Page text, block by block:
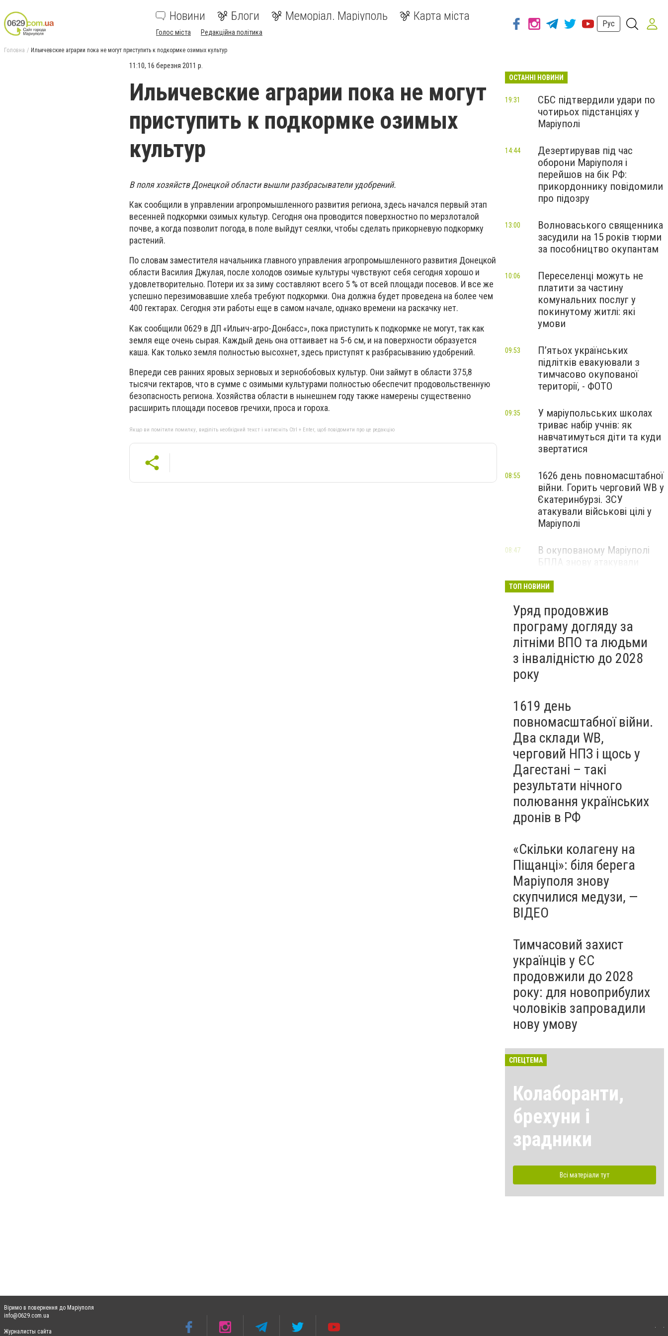
Новини Блоги Меморіал. Маріуполь Карта міста
Голос міста Редакційна політика
Рус
Головна Ильичевские аграрии пока не могут приступить к подкормке озимых культур
11:10, 16 березня 2011 р.
Ильичевские аграрии пока не могут
приступить к подкормке озимых
культур
В поля хозяйств Донецкой области вышли разбрасыватели удобрений.
Как сообщили в управлении агропромышленного развития региона, здесь начался первый этап
весенней подкормки озимых культур. Сегодня она проводится поверхностно по мерзлоталой
почве, а когда позволит погода, в поле выйдут сеялки, чтобы сделать прикорневую подкормку
растений.
По словам заместителя начальника главного управления агропромышленного развития Донецкой
области Василия Джулая, после холодов озимые культуры чувствуют себя сегодня хорошо и
удовлетворительно. Потери их за зиму составляют всего 5 % от всей площади посевов. И все же
успешно перезимовавшие хлеба требуют подкормки. Она должна будет проведена на более чем
400 гектарах. Сегодня эти работы еще в самом начале, однако времени на раскачку нет.
Как сообщили 0629 в ДП «Ильич-агро-Донбасс», пока приступить к подкормке не могут, так как
земля еще очень сырая. Каждый день она оттаивает на 5-6 см, и на поверхности образуется
каша. Как только земля полностью высохнет, здесь приступят к разбрасыванию удобрений.
Впереди сев ранних яровых зерновых и зернобобовых культур. Они займут в области 375,8
тысячи гектаров, что в сумме с озимыми культурами полностью обеспечит продовольственную
безопасность региона. Хозяйства области в нынешнем году также намерены существенно
расширить площади посевов гречихи, проса и гороха.
Якщо ви помітили помилку, виділіть необхідний текст і натисніть Ctrl + Enter, щоб повідомити про це редакцію
ОСТАННІ НОВИНИ
СБС підтвердили удари по
чотирьох підстанціях у
Маріуполі
19:31
Дезертирував під час
оборони Маріуполя і
перейшов на бік РФ:
прикордоннику повідомили
про підозру
14:44
Волноваського священника
засудили на 15 років тюрми
за пособництво окупантам
13:00
Переселенці можуть не
платити за частину
комунальних послуг у
покинутому житлі: які
умови
10:06
П’ятьох українських
підлітків евакуювали з
тимчасово окупованої
території, - ФОТО
09:53
У маріупольських школах
триває набір учнів: як
навчатимуться діти та куди
звертатися
09:35
1626 день повномасштабної
війни. Горить черговий WB у
Єкатеринбурзі. ЗСУ
атакували військові цілі у
Маріуполі
08:55
В окупованому Маріуполі
БПЛА знову атакували
— ВІДЕО
08:47
ТОП НОВИНИ
Уряд продовжив
програму догляду за
літніми ВПО та людьми
з інвалідністю до 2028
року
1619 день
повномасштабної війни.
Два склади WB,
черговий НПЗ і щось у
Дагестані – такі
результати нічного
полювання українських
дронів в РФ
«Скільки колагену на
Піщанці»: біля берега
Маріуполя знову
скупчилися медузи, —
ВІДЕО
Тимчасовий захист
українців у ЄС
продовжили до 2028
року: для новоприбулих
чоловіків запровадили
нову умову
СПЕЦТЕМА
Колаборанти,
брехуни і
зрадники
Всі матеріали тут
Віримо в повернення до Маріуполя
info@0629.com.ua
Журналисты сайта